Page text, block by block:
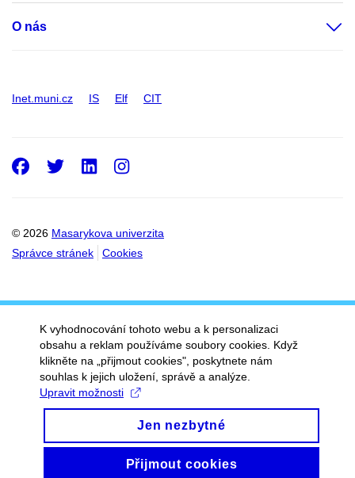
O nás
Inet.muni.cz IS Elf CIT
© 2026 Masarykova univerzita
Správce stránek
Cookies
Facebook
Twitter
LinkedIn
Instagram
K vyhodnocování tohoto webu a k personalizaci
obsahu a reklam používáme soubory cookies. Když
klikněte na „přijmout cookies", poskytnete nám
souhlas k jejich uložení, správě a analýze.
Upravit možnosti
Jen nezbytné
Přijmout cookies